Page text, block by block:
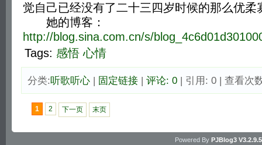
觉自己已经没有了二十三四岁时候的那么优柔
她的博客：
http://blog.sina.com.cn/s/
Tags: 感悟 心情
分类:听歌听心| 固定链接| 评论: 0| 引用: 0 | 查看次
1 2 下一页 末页
Powered By PJBlog3